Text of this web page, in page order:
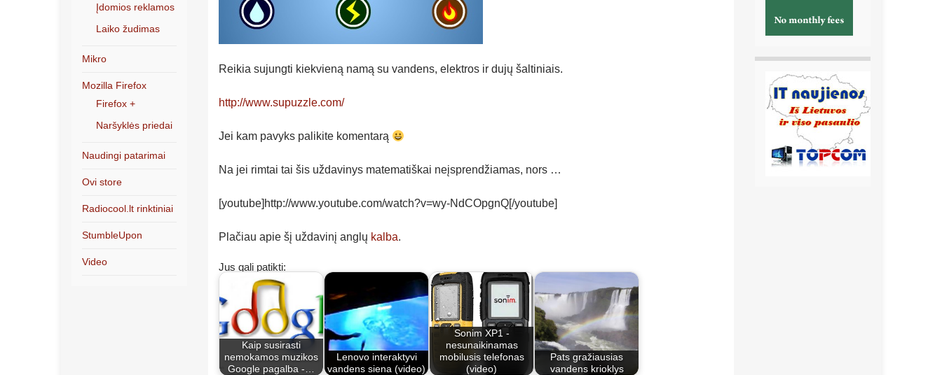
Reikia sujungti kiekvieną namą su vandens, elektros ir dujų šaltiniais.
http://www.supuzzle.com/
Jei kam pavyks palikite komentarą
Na jei rimtai tai šis uždavinys matematiškai neįsprendžiamas, nors …
[youtube]http://www.youtube.com/watch?v=wy-NdCOpgnQ[/youtube]
Plačiau apie šį uždavinį anglų kalba.
Jus gali patikti:
Kaip susirasti
nemokamos muzikos
Google pagalba -…
Lenovo interaktyvi
vandens siena (video)
Sonim XP1 -
nesunaikinamas
mobilusis telefonas
(video)
Pats gražiausias
vandens krioklys
Įdomios reklamos
Laiko žudimas
Mikro
Mozilla Firefox
Firefox +
Naršyklės priedai
Naudingi patarimai
Ovi store
Radiocool.lt rinktiniai
StumbleUpon
Video